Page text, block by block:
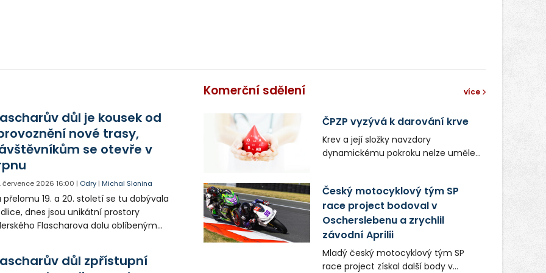
důl je kousek od
nové trasy,
se otevře v
července 2026 16:00 | Odry |Michal Slonina
přelomu 19. a 20. století se tu dobývala
dnes jsou unikátní prostory
Flascharova dolu oblíbeným
podívají i do některých dříve
částí.
důl zpřístupní
Komerční sdělení více
ČPZP vyzývá k darování krve
Krev a její složky navzdory
dynamickému pokroku nelze uměle
nenahraditelnou tělní tekutinu
neobejde. Naléhavá potřeba doplnit
krevní zásoby nastává vždy v létě,
kdy stoupá počet úrazů. Česká
průmyslová zdravotní pojišťovna
(ČPZP) apeluje na všechny, kteří se
Český motocyklový tým SP
race project bodoval v
Oscherslebenu a zrychlil
závodní Aprilii
Mladý český motocyklový tým SP
race project získal další body v